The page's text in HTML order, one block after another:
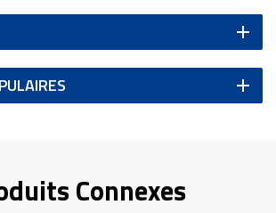
Connexes